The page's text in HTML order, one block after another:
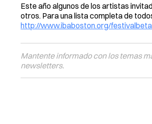
Este año algunos de los artistas
otros. Para una lista completa de
http://www.ibaboston.org/
Mantente informado con los temas
newsletters.